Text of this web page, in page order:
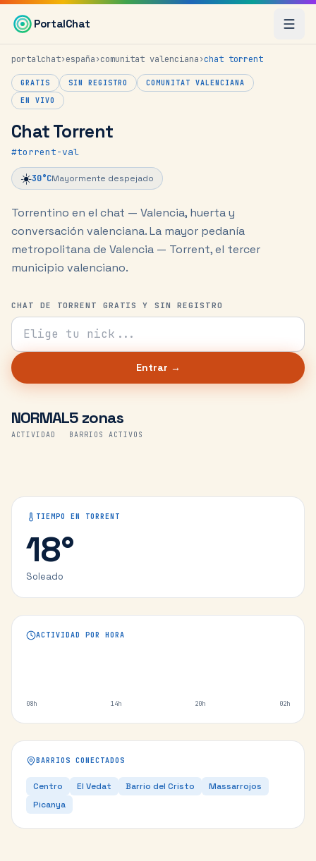
Saltar al contenido principal
PortalChat
portalchat›españa›comunitat valenciana›chat torrent
GRATIS SIN REGISTRO
COMUNITAT VALENCIANA
EN VIVO
Chat Torrent
#torrent-val
☀️30°CMayormente despejado
Torrentino en el chat — Valencia, huerta y
conversación valenciana.La mayor pedanía
metropolitana de Valencia — Torrent, el tercer
municipio valenciano.
CHAT DE TORRENT GRATIS Y SIN REGISTRO
Tu nick para el chat
Entrar →
NORMAL
ACTIVIDAD
5 zonas
BARRIOS ACTIVOS
TIEMPO EN TORRENT
18°
Soleado
ACTIVIDAD POR HORA
08h 14h 20h 02h
BARRIOS CONECTADOS
Centro El Vedat Barrio del Cristo
Massarrojos
Picanya